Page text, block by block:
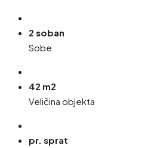
2 soban
Sobe
42 m2
Veličina objekta
pr. sprat